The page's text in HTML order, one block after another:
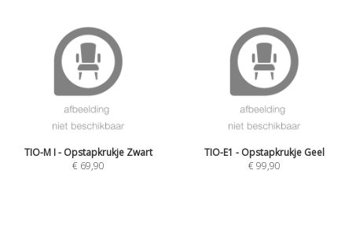
TIO-M I - Opstapkrukje Zwart
€ 69,90
TIO-E1 - Opstapkrukje Geel
€99,90